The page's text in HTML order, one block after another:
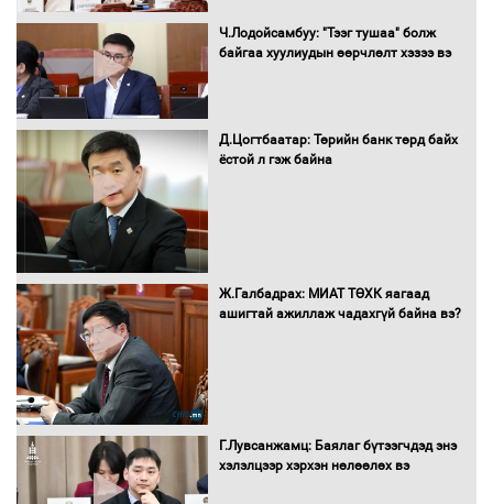
Монгол Улс “COP17”-д “Тал хээрийн
төлөвлөгөө”-гөө танилцуулна
16 төрлийн эмийг нэг эх үүсвэрээс
Бүх шатанд хэмнэлтийн горимд
шилжиж, найр наадам, зөвлөгөөн,
Ч.Лодойсамбуу: "Тээг тушаа" болж
байгаа хуулиудын өөрчлөлт хэзээ вэ
Д.Цогтбаатар: Төрийн банк төрд байх
ёстой л гэж байна
Ж.Галбадрах: МИАТ ТӨХК яагаад
ашигтай ажиллаж чадахгүй байна вэ?
Г.Лувсанжамц: Баялаг бүтээгчдэд энэ
хэлэлцээр хэрхэн нөлөөлөх вэ